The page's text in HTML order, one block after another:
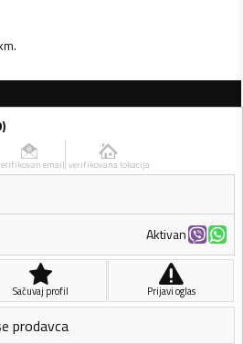
)
email verifikovana lokacija
Aktivan
Sačuvaj profil Prijavi oglas
prodavca